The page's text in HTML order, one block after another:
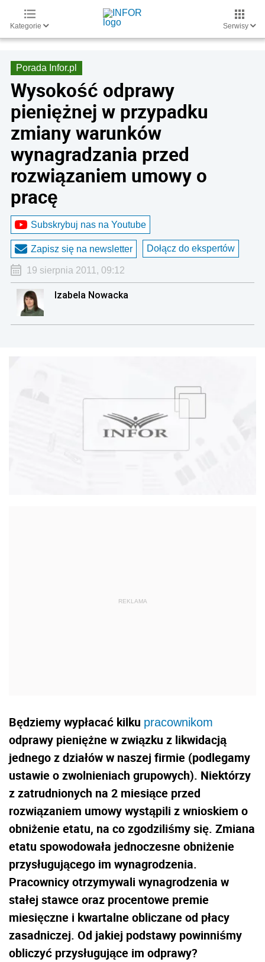
Kategorie Serwisy
Porada Infor.pl
Wysokość odprawy
pieniężnej w przypadku
zmiany warunków
wynagradzania przed
rozwiązaniem umowy o
pracę
Subskrybuj nas na Youtube
Zapisz się na newsletter Dołącz do ekspertów
19 sierpnia 2011, 09:12
Izabela Nowacka
Będziemy wypłacać kilku pracownikom
odprawy pieniężne w związku z likwidacją
jednego z działów w naszej firmie (podlegamy
ustawie o zwolnieniach grupowych). Niektórzy
z zatrudnionych na 2 miesiące przed
rozwiązaniem umowy wystąpili z wnioskiem o
obniżenie etatu, na co zgodziliśmy się. Zmiana
etatu spowodowała jednoczesne obniżenie
przysługującego im wynagrodzenia.
Pracownicy otrzymywali wynagrodzenia w
stałej stawce oraz procentowe premie
miesięczne i kwartalne obliczane od płacy
zasadniczej. Od jakiej podstawy powinniśmy
obliczyć przysługujące im odprawy?